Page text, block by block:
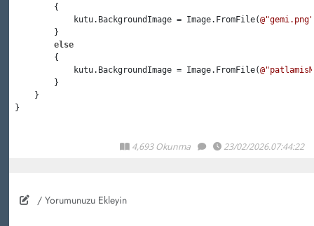
         {
             kutu.BackgroundImage = Image.FromFile(
@"gemi.png"
         }
else
         {
             kutu.BackgroundImage = Image.FromFile(
         }
     }
}
4,693 Okunma 23/02/2026.07:44:22
/ Yorumunuzu Ekleyin